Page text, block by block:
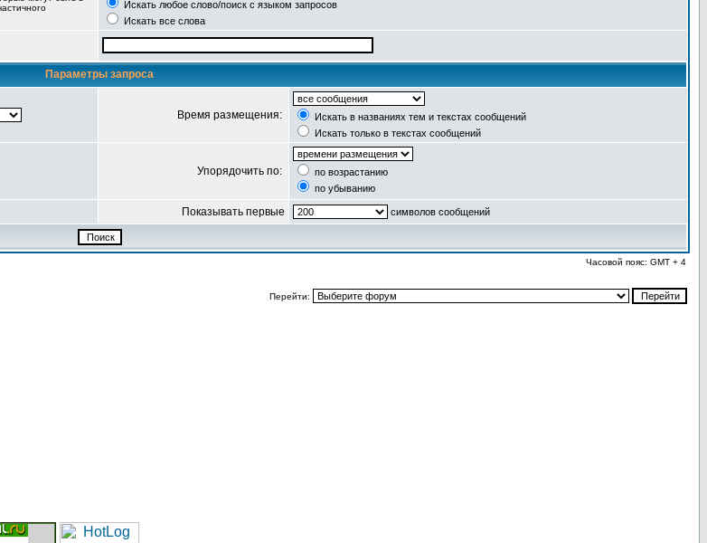
Искать любое слово/поиск с языком запросов
Искать все слова
Параметры запроса
Время размещения:
Искать в названиях тем и текстах сообщений
Искать только в текстах сообщений
Упорядочить по:
по возрастанию
по убыванию
Показывать первые символов сообщений
Часовой пояс: GMT + 4
Перейти: